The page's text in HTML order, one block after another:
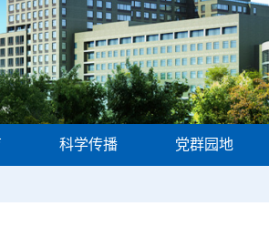
科学传播 党群园地